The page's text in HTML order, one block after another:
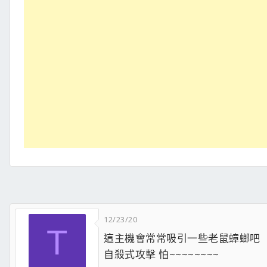
T
12/23/20
這主機會常常吸引一些老鼠蟑螂吧
自殺式攻擊 怕~~~~~~~~